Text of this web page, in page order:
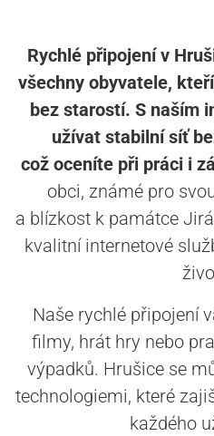
Rychlé připojení v
všechny obyvatele,
bez starostí. S naším
užívat stabilní síť
což oceníte při práci i
obci, známé pro
a blízkost k památce
kvalitní internetové
Naše rychlé připojení
filmy, hrát hry nebo
výpadků. Hrušice se
technologiemi, které
každého